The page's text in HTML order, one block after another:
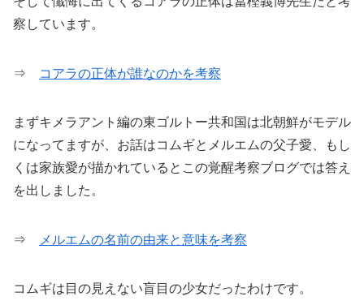
察しています。
⇒ コアラの正体が誰なのかを考察
まずキメラアント編の東ゴルトー共和国は北朝鮮がモデル
になってますが、お話はコムギとメルエムの父子愛、もし
くは家族愛が描かれているとこの覚醒考察ブログでは答え
を出しました。
⇒ メルエムの名前の由来と意味を考察
コムギは目の見えない盲目の少女だったわけです。